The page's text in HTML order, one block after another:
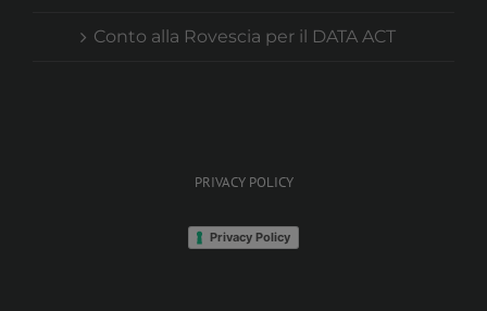
Conto alla Rovescia per il DATA ACT
PRIVACY POLICY
Privacy Policy